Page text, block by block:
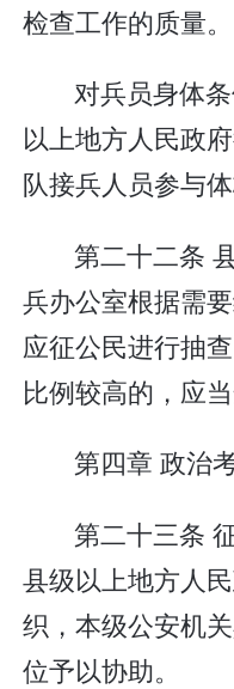
检查工作的质量。
对兵员身体
以上地方人民政
队接兵人员参与体
第二十二条
兵办公室根据需
应征公民进行抽
比例较高的，应
第四章 政治
第二十三条
县级以上地方人
织，本级公安机
位予以协助。